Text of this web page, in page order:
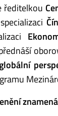
ředitelkou